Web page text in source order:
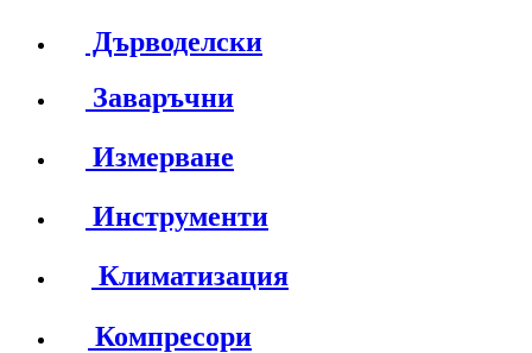
Дърводелски
Заваръчни
Измерване
Инструменти
Климатизация
Компресори